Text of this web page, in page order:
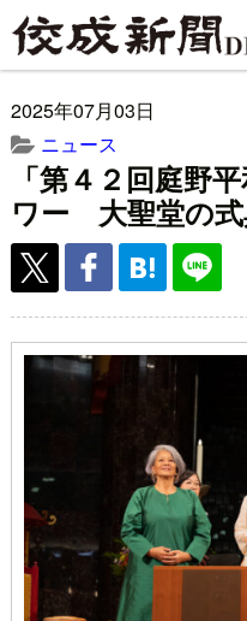
2025年07月03日
ニュース
「第４２回庭野
ワー 大聖堂の